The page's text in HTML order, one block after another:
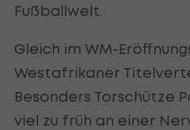
Fußballwelt.
Gleich im WM-
Westafrikaner
Besonders Torschütze
viel zu früh an einer